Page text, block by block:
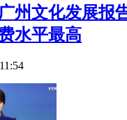
广州文化发展报
水平最高